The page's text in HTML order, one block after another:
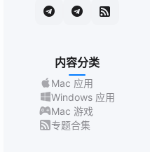
内容分类
Mac 应用
Windows 应用
Mac 游戏
专题合集